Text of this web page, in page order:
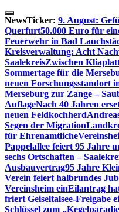
Skip
to
content
NewsTicker: 9. August:
Querfurt50.000 Euro für
Feuerwehr in Bad
Kreisverwaltung: Acht
SaalekreisZwischen
Sommertage für die
neuen Forschungsstandort
Merseburg zur Zange –
AuflageNach 40 Jahren
neuen Feldkochherd
Segen der Migration
für Ehrenamtliche
Pappelallee feiert 95 Jahre
sechs Ortschaften –
Ausbauvertrag95 Jahre
Verein feiert halbrundes
Vereinsheim einEilantrag
friert Geiseltalsee-Freigabe
Schlüssel zum